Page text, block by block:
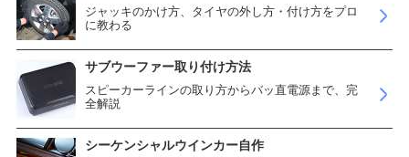
ジャッキのかけ方、タイヤの外し方・付け方をプロ
に教わる
サブウーファー取り付け方法
スピーカーラインの取り方からバッ直電源まで、完
全解説
シーケンシャルウインカー自作